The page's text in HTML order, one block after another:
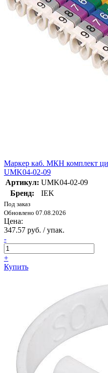
Маркер каб. МКН комплект
UMK04-02-09
Артикул: UMK04-02-09
Бренд:
IEK
Под заказ
Обновлено 07.08.2026
Цена:
347.57 руб. / упак.
-
+
Купить